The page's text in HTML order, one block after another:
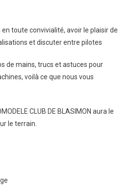
toute convivialité, avoir le plaisir de
et discuter entre pilotes
de mains, trucs et astuces pour
voilà ce que nous vous
CLUB DE BLASIMON aura le
le terrain.